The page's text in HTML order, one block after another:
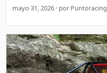
mayo 31, 2026 · por Puntoracing